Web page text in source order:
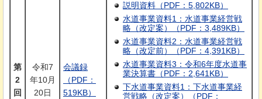
第
2
回
令和7
年10月
20日
会議録
（PDF：
519KB）
説明資料（PDF：5,802KB）
水道事業資料1：水道事業経営戦
略（改定案）（PDF：3,489KB）
水道事業資料2：水道事業経営戦
略（改定前）（PDF：4,391KB）
水道事業資料3：令和6年度水道事
業決算書（PDF：2,641KB）
下水道事業資料1：下水道事業経
営戦略（改定案）（PDF：